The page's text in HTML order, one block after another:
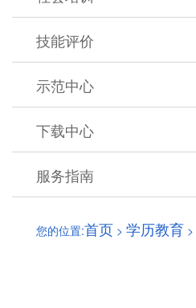
技能评价
示范中心
下载中心
服务指南
您的位置:首页 > 学历教育 >